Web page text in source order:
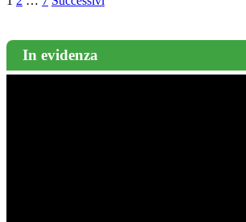
In evidenza